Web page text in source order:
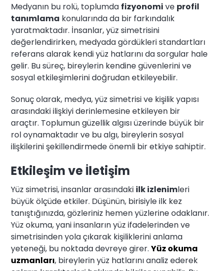
Medyanın bu rolü, toplumda fizyonomi ve profil
tanımlama konularında da bir farkındalık
yaratmaktadır. İnsanlar, yüz simetrisini
değerlendirirken, medyada gördükleri standartları
referans alarak kendi yüz hatlarını da sorgular hale
gelir. Bu süreç, bireylerin kendine güvenlerini ve
sosyal etkileşimlerini doğrudan etkileyebilir.
Sonuç olarak, medya, yüz simetrisi ve kişilik yapısı
arasındaki ilişkiyi derinlemesine etkileyen bir
araçtır. Toplumun güzellik algısı üzerinde büyük bir
rol oynamaktadır ve bu algı, bireylerin sosyal
ilişkilerini şekillendirmede önemli bir etkiye sahiptir.
Etkileşim ve İletişim
Yüz simetrisi, insanlar arasındaki ilk izlenimleri
büyük ölçüde etkiler. Düşünün, birisiyle ilk kez
tanıştığınızda, gözleriniz hemen yüzlerine odaklanır.
Yüz okuma, yani insanların yüz ifadelerinden ve
simetrisinden yola çıkarak kişiliklerini anlama
yeteneği, bu noktada devreye girer.Yüz okuma
uzmanları, bireylerin yüz hatlarını analiz ederek